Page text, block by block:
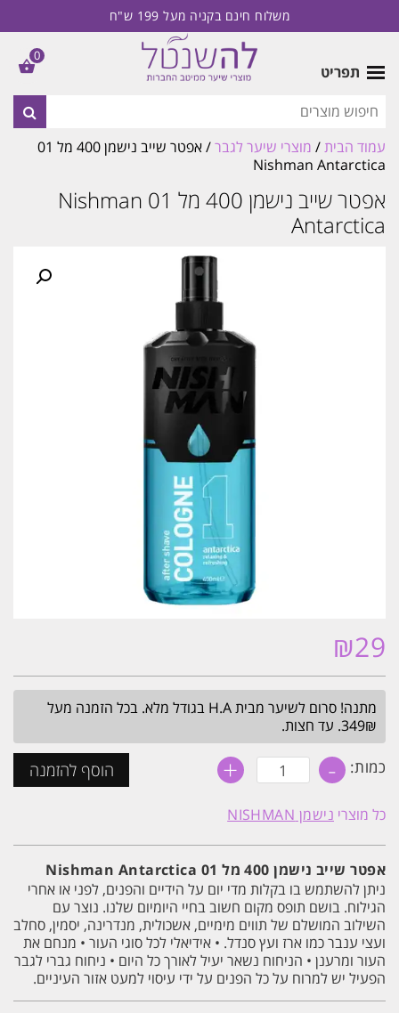
משלוח חינם בקניה מעל 199 ש"ח
תפריט
עמוד הבית/ מוצרי שיער לגבר
/ אפטר שייב נישמן 400 מל 01
Nishman Antarctica
אפטר שייב נישמן 400 מל 01 Nishman
Antarctica
₪29
מתנה! סרום לשיער מבית H.A בגודל מלא. בכל הזמנה מעל
349₪. עד חצות.
כמות: - כמות
של
שייב
נישמן
מל
01
Nishman
Antarctica
+ הוסף להזמנה
כל מוצרי נישמן NISHMAN
אפטר שייב נישמן 400 מל 01 Nishman Antarctica
ניתן להשתמש בו בקלות מדי יום על הידיים והפנים, לפני או אחרי
הגילוח. בושם תופס מקום חשוב בחיי היומיום שלנו. נוצר עם
השילוב המושלם של תווים מימיים, אשכולית, מנדרינה, יסמין, סחלב
ועצי ענבר כמו ארז ועץ סנדל. • אידיאלי לכל סוגי העור • מנחם את
העור ומרענן • הניחוח נשאר יעיל לאורך כל היום • ניחוח גברי לגבר
הפעיל יש למרוח על כל הפנים על ידי עיסוי למעט אזור העיניים.
0